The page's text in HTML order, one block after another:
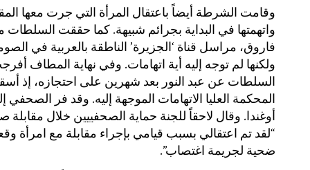
وقامت الشرطة أيضاً باعتقال المرأة التي جرت معها
واتهمتها في البداية بجرائم شبيهة. كما حققت
فاروق، مراسل قناة ‘الجزيرة’ الناطقة بالعربية في
ولكنها لم توجه إليه أية اتهامات. وفي نهاية المطاف
السلطات عن عبد النور بعد شهرين على احتجازه، إذ
المحكمة العليا الاتهامات الموجهة إليه. وقد فر الصحفي
أوغندا. وقال لاحقاً للجنة حماية الصحفييين خلال مقابلة
“لقد تم اعتقالي بسبب قيامي بإجراء مقابلة مع امرأة
ضحية لجريمة اغتصاب”.